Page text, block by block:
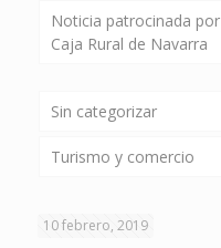
Noticia patrocinada por
Caja Rural de Navarra
Sin categorizar
Turismo y comercio
10 febrero, 2019